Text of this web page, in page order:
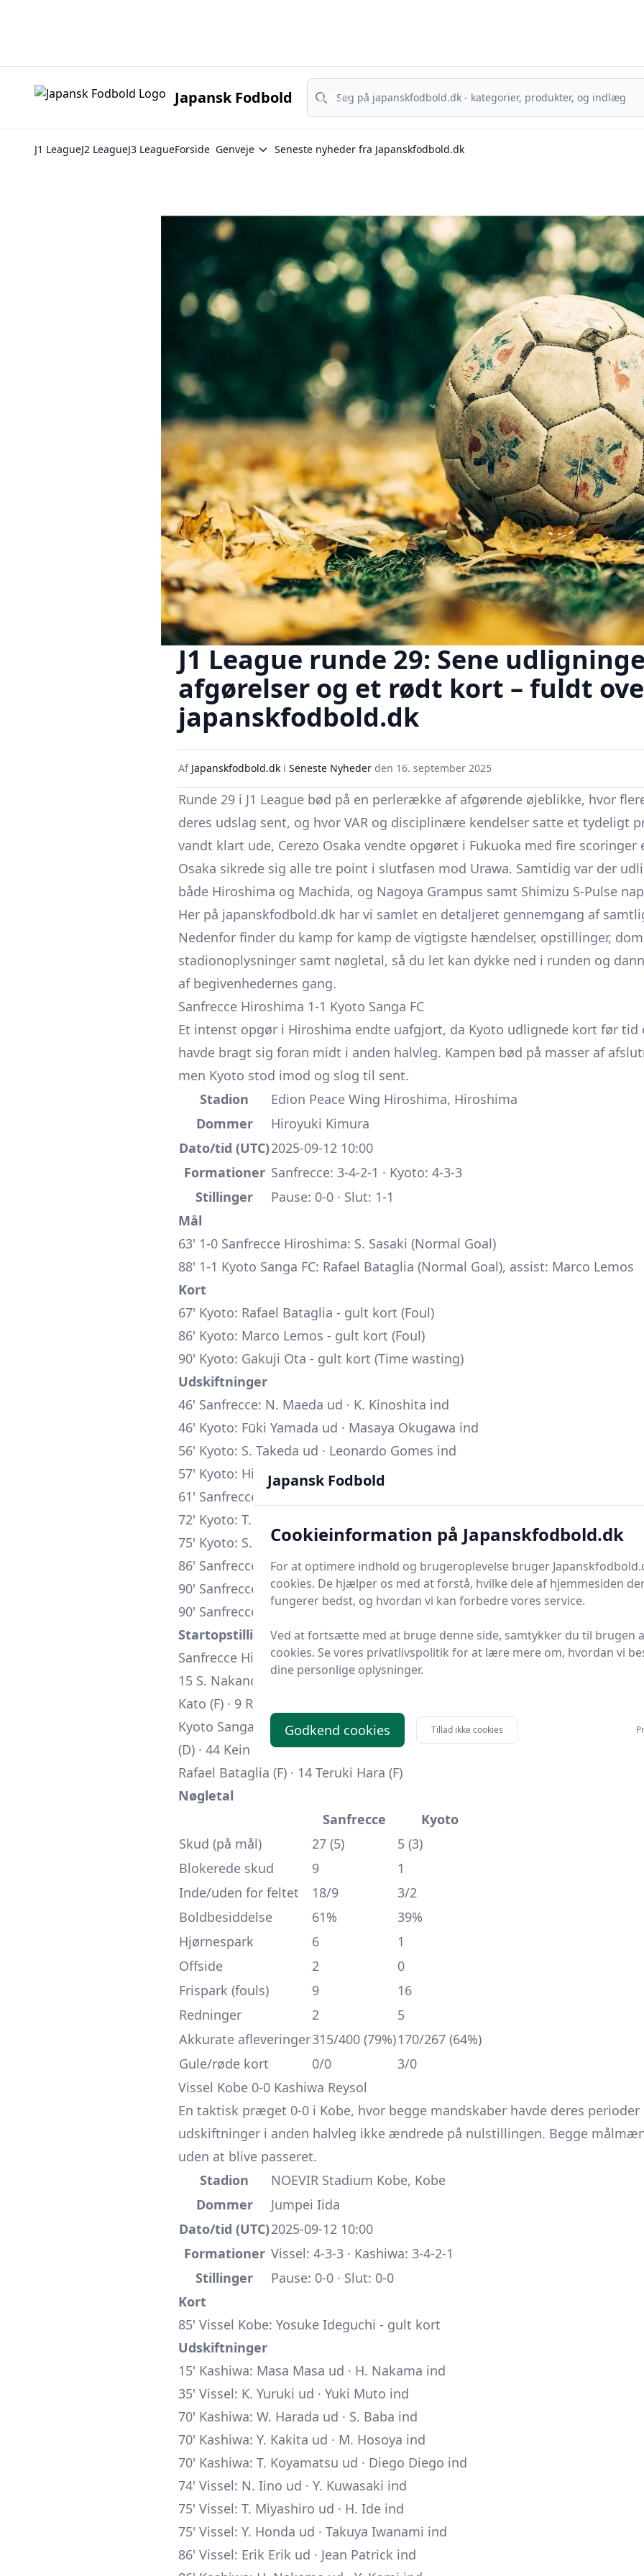
Japansk Fodbold
Søg nu
Søg nu
J1 LeagueJ2 LeagueJ3 LeagueForside Genveje Seneste nyheder fra Japanskfodbold.dk
J1 League runde 29: Sene
afgørelser og et rødt kort – fuldt
japanskfodbold.dk
Af Japanskfodbold.dk i Seneste Nyheder den 16. september 2025
Runde 29 i J1 League bød på en perlerække af afgørende øjeblikke, hvor
deres udslag sent, og hvor VAR og disciplinære kendelser satte et tydeligt
vandt klart ude, Cerezo Osaka vendte opgøret i Fukuoka med fire
Osaka sikrede sig alle tre point i slutfasen mod Urawa. Samtidig var der
både Hiroshima og Machida, og Nagoya Grampus samt Shimizu S-Pulse
Her på japanskfodbold.dk har vi samlet en detaljeret gennemgang af
Nedenfor finder du kamp for kamp de vigtigste hændelser, opstillinger,
stadionoplysninger samt nøgletal, så du let kan dykke ned i runden og
af begivenhedernes gang.
Sanfrecce Hiroshima 1-1 Kyoto Sanga FC
Et intenst opgør i Hiroshima endte uafgjort, da Kyoto udlignede kort før
havde bragt sig foran midt i anden halvleg. Kampen bød på masser af
men Kyoto stod imod og slog til sent.
Stadion
Edion Peace Wing Hiroshima, Hiroshima
Dommer
Hiroyuki Kimura
Dato/tid (UTC)2025-09-12 10:00
Formationer Sanfrecce: 3-4-2-1 · Kyoto: 4-3-3
Stillinger
Pause: 0-0 · Slut: 1-1
Mål
63' 1-0 Sanfrecce Hiroshima: S. Sasaki (Normal Goal)
88' 1-1 Kyoto Sanga FC: Rafael Bataglia (Normal Goal), assist: Marco Lemos
Kort
67' Kyoto: Rafael Bataglia - gult kort (Foul)
86' Kyoto: Marco Lemos - gult kort (Foul)
90' Kyoto: Gakuji Ota - gult kort (Time wasting)
Udskiftninger
46' Sanfrecce: N. Maeda ud · K. Kinoshita ind
46' Kyoto: Fūki Yamada ud · Masaya Okugawa ind
56' Kyoto: S. Takeda ud · Leonardo Gomes ind
57' Kyoto: Hidehiro Sugai ud · S. Fukuda ind
61' Sanfrecce: M. Kato ud ·
72' Kyoto: T. Hirato ud · Marco Lemos ind
75' Kyoto: S. Fukuoka ud · R. Nakano ind
86' Sanfrecce: R. Germain ud ·Hayao Kawabeind
90' Sanfrecce: Y. Nakajima ud · H. Araki ind
90' Sanfrecce: S. Higashi ud · N. Arai ind
Startopstillinger
Sanfrecce Hiroshima(3-4-2-1): 1 K. Osako (G) · 33 T. Shiotani (D) · 3 T.
15 S. Nakano (M) · 14 S. Tanaka (M) · 35 Y. Nakajima (M) · 24 S. Higashi (M) ·
Kato (F) · 9 R. Germain (F)
Kyoto Sanga FC
(4-3-3): 26 G. Ota (G) · 22 Hidehiro Sugai (D) · 24 Yūta
(D) · 44 Kein Satō(D) · 16 S. Takeda (M) · 10 S. Fukuoka (M) · 39 T. Hirato (M)
Rafael Bataglia (F) · 14 Teruki Hara (F)
Nøgletal
Sanfrecce
Kyoto
Skud (på mål)
27 (5)
5 (3)
Blokerede skud
9
1
Inde/uden for feltet
18/9
3/2
Boldbesiddelse
61%
39%
Hjørnespark
6
1
Offside
2
0
Frispark (fouls)
9
16
Redninger
2
5
Akkurate afleveringer315/400 (79%)170/267 (64%)
Gule/røde kort
0/0
3/0
Vissel Kobe 0-0 Kashiwa Reysol
En taktisk præget 0-0 i Kobe, hvor begge mandskaber havde deres
udskiftninger i anden halvleg ikke ændrede på nulstillingen. Begge
uden at blive passeret.
Stadion
NOEVIR Stadium Kobe, Kobe
Dommer
Jumpei Iida
Dato/tid (UTC)2025-09-12 10:00
Formationer Vissel: 4-3-3 · Kashiwa: 3-4-2-1
Stillinger
Pause: 0-0 · Slut: 0-0
Kort
85' Vissel Kobe: Yosuke Ideguchi - gult kort
Udskiftninger
15' Kashiwa: Masa Masa ud · H. Nakama ind
35' Vissel: K. Yuruki ud · Yuki Muto ind
70' Kashiwa: W. Harada ud · S. Baba ind
70' Kashiwa: Y. Kakita ud · M. Hosoya ind
70' Kashiwa: T. Koyamatsu ud · Diego Diego ind
74' Vissel: N. Iino ud · Y. Kuwasaki ind
75' Vissel: T. Miyashiro ud · H. Ide ind
75' Vissel: Y. Honda ud · Takuya Iwanami ind
86' Vissel: Erik Erik ud · Jean Patrick ind
Japansk Fodbold
Cookieinformation på Japanskfodbold.dk
For at optimere indhold og brugeroplevelse bruger
cookies. De hjælper os med at forstå, hvilke dele af hjemmesiden
fungerer bedst, og hvordan vi kan forbedre vores service.
Ved at fortsætte med at bruge denne side, samtykker du til brugen
cookies. Se vores privatlivspolitik for at lære mere om, hvordan vi
dine personlige oplysninger.
Godkend cookies Tillad ikke cookies